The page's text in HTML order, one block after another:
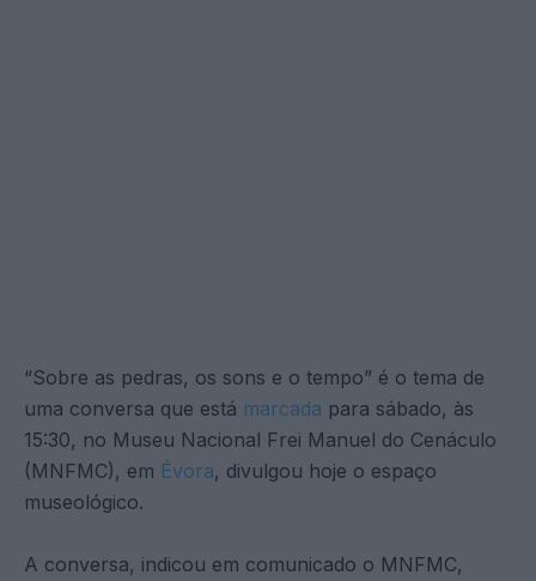
“Sobre as pedras, os sons e o tempo” é o tema de
uma conversa que está marcada para sábado, às
15:30, no Museu Nacional Frei Manuel do Cenáculo
(MNFMC), em Évora, divulgou hoje o espaço
museológico.
A conversa, indicou em comunicado o MNFMC,